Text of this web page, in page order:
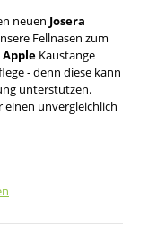
neuen Josera
Fellnasen zum
Kaustange
- denn diese kann
unterstützen.
einen unvergleichlich